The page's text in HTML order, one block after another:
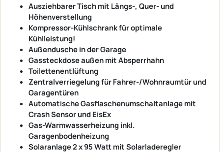
Ausziehbarer Tisch mit Längs-, Quer- und
Höhenverstellung
Kompressor-Kühlschrank für optimale
Kühlleistung!
Außendusche in der Garage
Gassteckdose außen mit Absperrhahn
Toilettenentlüftung
Zentralverriegelung für Fahrer-/Wohnraumtür und
Garagentüren
Automatische Gasflaschenumschaltanlage mit
Crash Sensor und EisEx
Gas-Warmwasserheizung inkl.
Garagenbodenheizung
Solaranlage 2 x 95 Watt mit Solarladeregler